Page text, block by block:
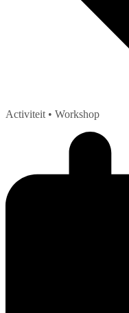
Activiteit • Workshop